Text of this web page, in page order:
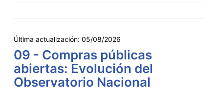
Última actualización: 05/08/2026
09 - Compras públicas
abiertas: Evolución del
Observatorio Nacional